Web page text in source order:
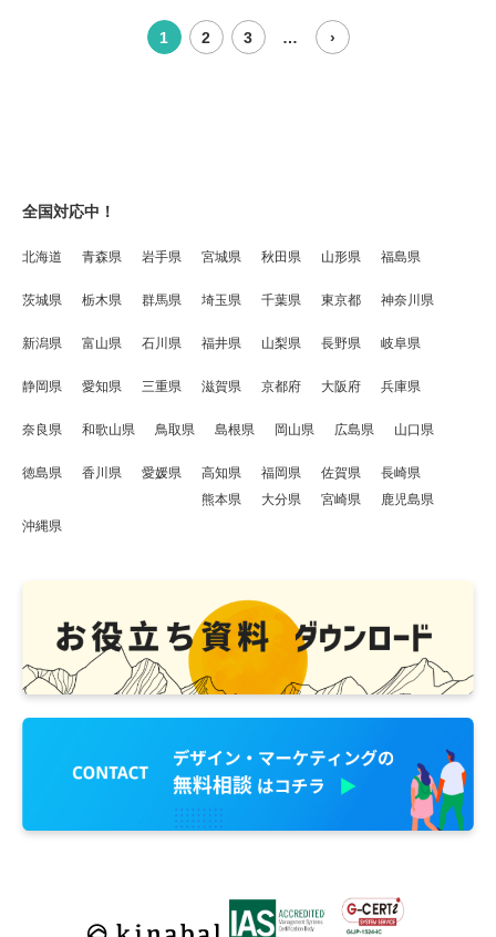
1 2 3 … ›
全国対応中！
北海道 青森県 岩手県 宮城県 秋田県 山形県 福島県
茨城県 栃木県 群馬県 埼玉県 千葉県 東京都 神奈川県
新潟県 富山県 石川県 福井県 山梨県 長野県 岐阜県
静岡県 愛知県 三重県 滋賀県 京都府 大阪府 兵庫県
奈良県 和歌山県 鳥取県 島根県 岡山県 広島県 山口県
徳島県 香川県 愛媛県 高知県 福岡県 佐賀県
長崎県
熊本県
大分県 宮崎県
鹿児島県
沖縄県